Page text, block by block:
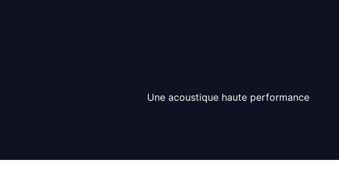
Une acoustique haute performance